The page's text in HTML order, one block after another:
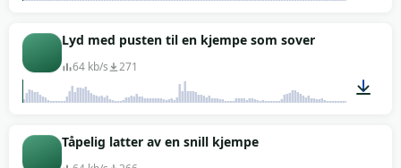
Lyd med pusten til en kjempe som sover
64 kb/s 271
Tåpelig latter av en snill kjempe